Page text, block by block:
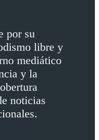
por su
libre y
mediático
y la
noticias